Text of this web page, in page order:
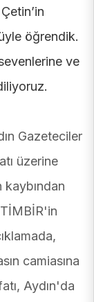
öğrendik.
ve
Gazeteciler
üzerine
kaybından
camiasına
Aydın'da